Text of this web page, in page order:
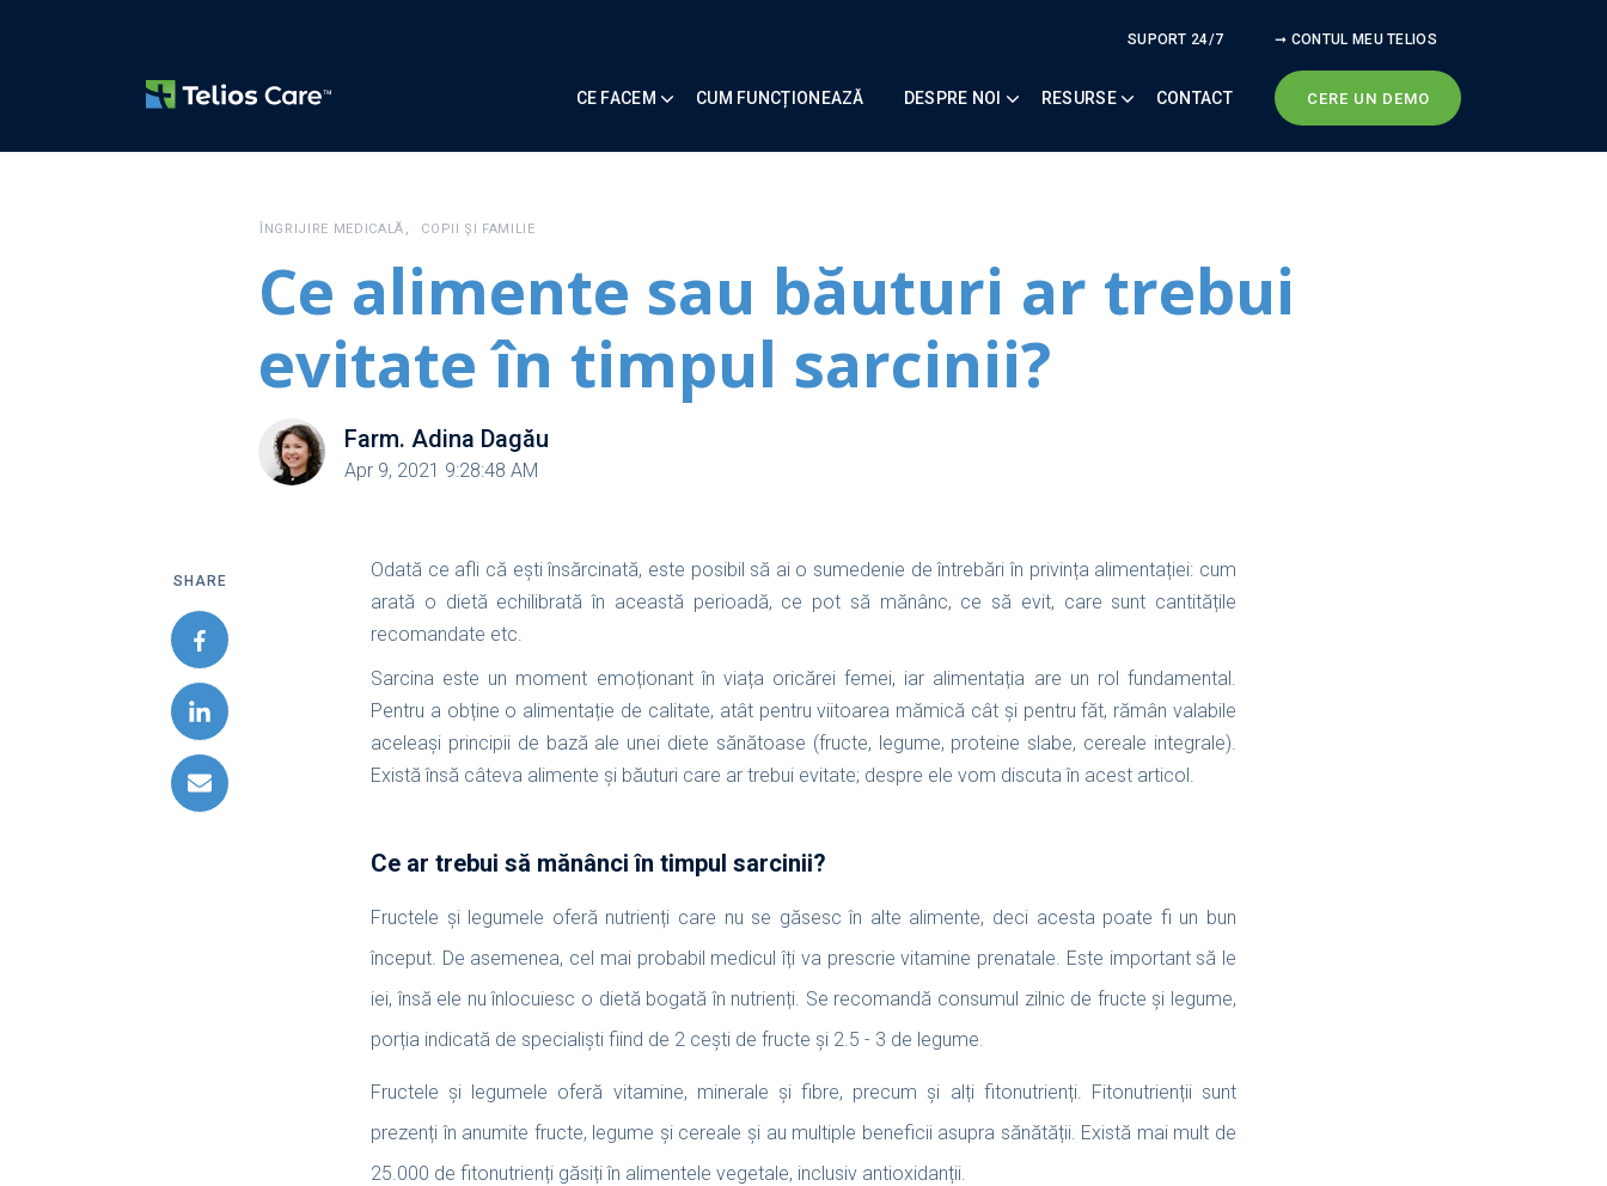
SUPORT 24/7 ➞ CONTUL MEU TELIOS
CE FACEM CUM FUNCȚIONEAZĂ DESPRE NOI RESURSE CONTACT CERE UN DEMO
ÎNGRIJIRE MEDICALĂ COPII ȘI FAMILIE
Ce alimente sau băuturi ar trebui
evitate în timpul sarcinii?
Farm. Adina Dagău
Apr 9, 2021 9:28:48 AM
SHARE
Odată ce afli că ești însărcinată, este posibil să ai o sumedenie de întrebări în privința alimentației: cum
arată o dietă echilibrată în această perioadă, ce pot să mănânc, ce să evit, care sunt cantitățile
recomandate etc.
Sarcina este un moment emoționant în viața oricărei femei, iar alimentația are un rol fundamental.
Pentru a obține o alimentație de calitate, atât pentru viitoarea mămică cât și pentru făt, rămân valabile
aceleași principii de bază ale unei diete sănătoase (fructe, legume, proteine slabe, cereale integrale).
Există însă câteva alimente și băuturi care ar trebui evitate; despre ele vom discuta în acest articol.
Ce ar trebui să mănânci în timpul sarcinii?
Fructele și legumele oferă nutrienți care nu se găsesc în alte alimente, deci acesta poate fi un bun
început. De asemenea, cel mai probabil medicul îți va prescrie vitamine prenatale. Este important să le
iei, însă ele nu înlocuiesc o dietă bogată în nutrienți. Se recomandă consumul zilnic de fructe și legume,
porția indicată de specialiști fiind de 2 cești de fructe și 2.5 - 3 de legume.
Fructele și legumele oferă vitamine, minerale și fibre, precum și alți fitonutrienți. Fitonutrienții sunt
prezenți în anumite fructe, legume și cereale și au multiple beneficii asupra sănătății. Există mai mult de
25.000 de fitonutrienți găsiți în alimentele vegetale, inclusiv antioxidanții.